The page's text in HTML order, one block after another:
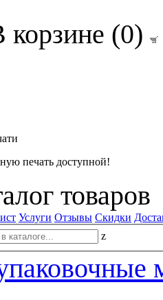
корзине (0)
печать доступной!
товаров
Услуги Отзывы Скидки
z